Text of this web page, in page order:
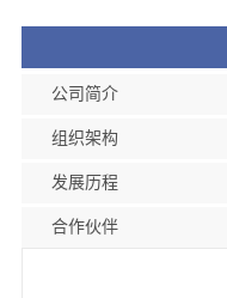
公司简介
组织架构
发展历程
合作伙伴